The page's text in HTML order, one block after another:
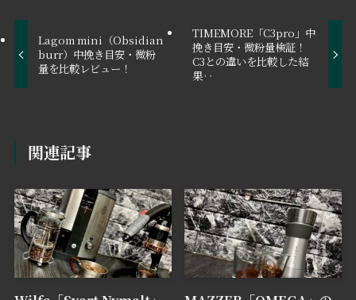
Lagom mini（Obsidian
burr）中挽き目安・微粉
量を比較レビュー！
TIMEMORE「C3pro」中
挽き目安・微粉量検証！
C3との違いを比較した結
果‥
関連記事